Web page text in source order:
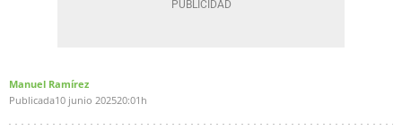
Manuel Ramírez
Publicada10 junio 202520:01h